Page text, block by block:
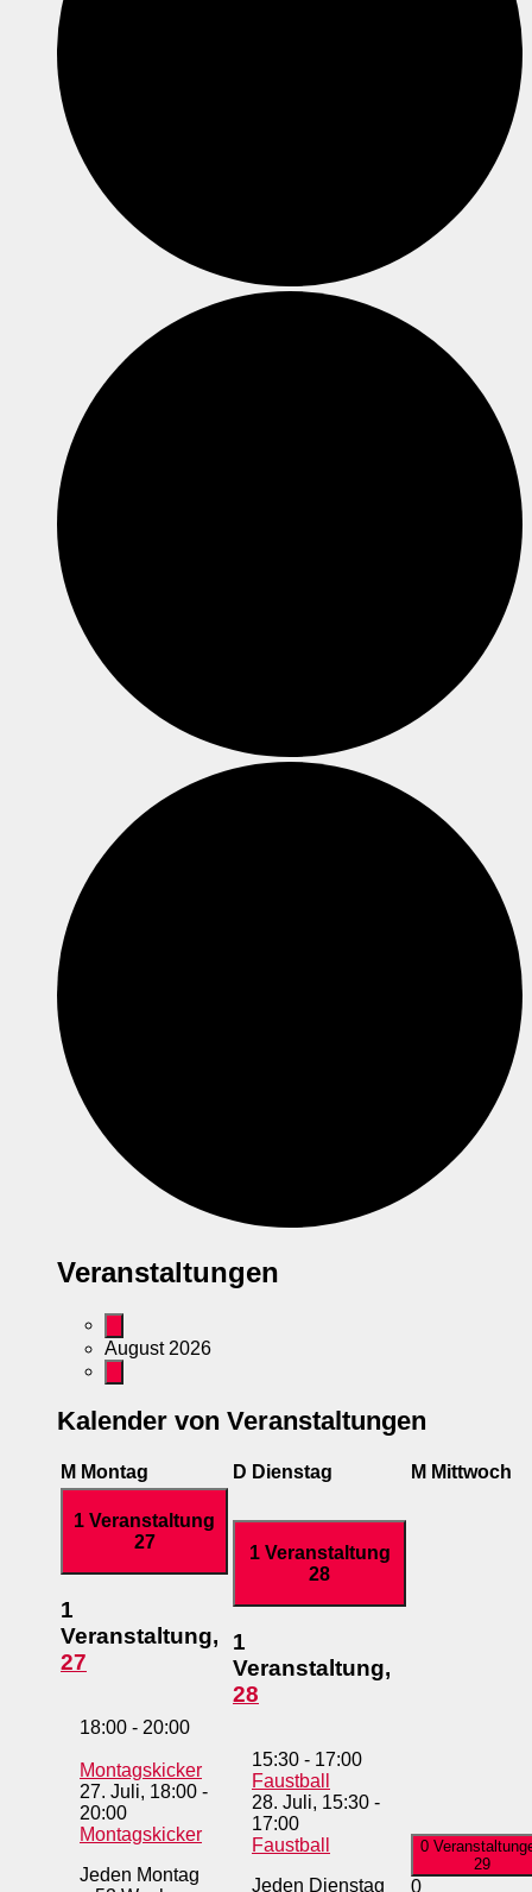
Veranstaltungen
August 2026
Kalender von Veranstaltungen
M Montag D Dienstag M Mittwoch
1 Veranstaltung
27
1
Veranstaltung,
27
18:00 - 20:00
Montagskicker
27. Juli, 18:00 -
20:00
Montagskicker
Jeden Montag
1 Veranstaltung
28
1
Veranstaltung,
28
15:30 - 17:00
Faustball
28. Juli, 15:30 -
17:00
Faustball
Jeden Dienstag
0
29
0